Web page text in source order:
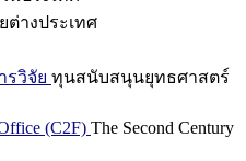
ต่างประเทศ
วิจัย ทุนสนับสนุนยุทธศาสตร์
(C2F) The Second Century